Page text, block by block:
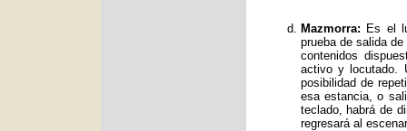
Mazmorra: Es el
prueba de salida
contenidos
activo y locutado.
posibilidad de
esa estancia, o
teclado, habrá de
regresará al